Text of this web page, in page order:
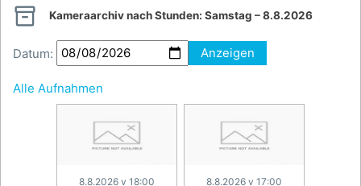
 Kameraarchiv nach Stunden: Samstag – 8.8.2026
Datum: Anzeigen
Alle Aufnahmen
8.8.2026 v 18:00 8.8.2026 v 17:00